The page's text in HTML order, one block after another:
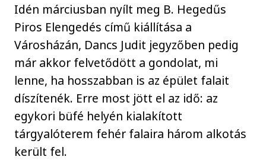
Idén márciusban nyílt meg B. Hegedűs
Piros Elengedés című kiállítása a
Városházán, Dancs Judit jegyzőben pedig
már akkor felvetődött a gondolat, mi
lenne, ha hosszabban is az épület falait
díszítenék. Erre most jött el az idő: az
egykori büfé helyén kialakított
tárgyalóterem fehér falaira három alkotás
került fel.